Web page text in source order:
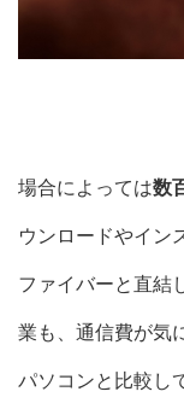
場合によっては数
ウンロードやイン
ファイバーと直結
業も、通信費が気
パソコンと比較し